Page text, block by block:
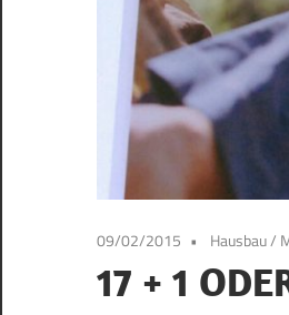
09/02/2015 Hausbau/
17 + 1